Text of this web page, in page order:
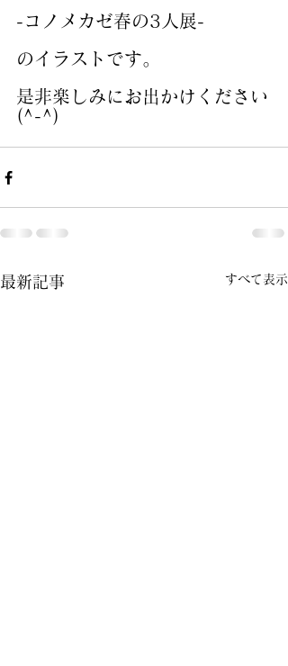
-コノメカゼ春の3人展-
のイラストです。
是非楽しみにお出かけください
(^-^)
最新記事 すべて表示